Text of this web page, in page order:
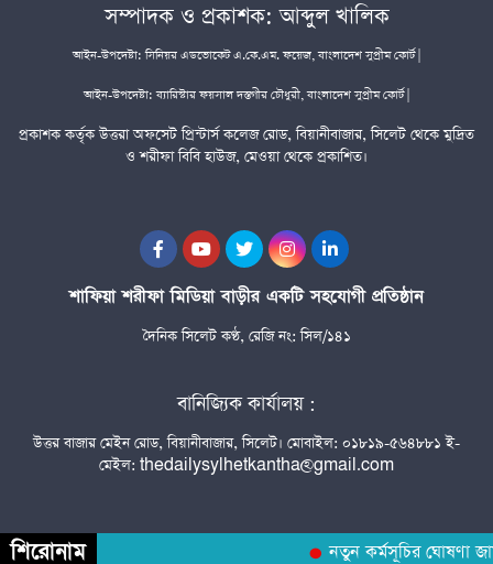
সম্পাদক ও প্রকাশক: আব্দুল খালিক
আইন-উপদেষ্টা: সিনিয়র এডভোকেট এ.কে.এম. ফয়েজ, বাংলাদেশ সুপ্রীম কোর্ট |
আইন-উপদেষ্টা: ব্যারিস্টার ফয়সাল দস্তগীর চৌধুরী, বাংলাদেশ সুপ্রীম কোর্ট |
প্রকাশক কর্তৃক উত্তরা অফসেট প্রিন্টার্স কলেজ রোড, বিয়ানীবাজার, সিলেট থেকে মুদ্রিত
ও শরীফা বিবি হাউজ, মেওয়া থেকে প্রকাশিত।
শাফিয়া শরীফা মিডিয়া বাড়ীর একটি সহযোগী প্রতিষ্ঠান
দৈনিক সিলেট কণ্ঠ, রেজি নং: সিল/১৪১
বানিজ্যিক কার্যালয় :
উত্তর বাজার মেইন রোড, বিয়ানীবাজার, সিলেট। মোবাইল: ০১৮১৯-৫৬৪৮৮১ ই-
মেইল: thedailysylhetkantha@gmail.com
শিরোনাম নতুন কর্মসূচির ঘোষণা